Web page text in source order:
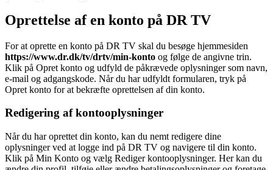
Oprettelse af en konto på DR TV
For at oprette en konto på DR TV skal du besøge hjemmesiden
https://www.dr.dk/tv/drtv/min-konto og følge de angivne trin.
Klik på Opret konto og udfyld de påkrævede oplysninger som navn,
e-mail og adgangskode. Når du har udfyldt formularen, tryk på
Opret konto for at bekræfte oprettelsen af din konto.
Redigering af kontooplysninger
Når du har oprettet din konto, kan du nemt redigere dine
oplysninger ved at logge ind på DR TV og navigere til din konto.
Klik på Min Konto og vælg Rediger kontooplysninger. Her kan du